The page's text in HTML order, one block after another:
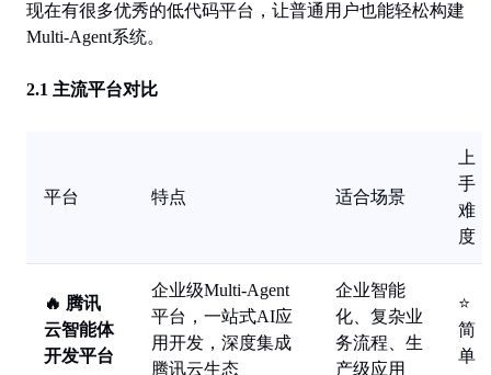
现在有很多优秀的低代码平台，让普通用户也能轻松构建
Multi-Agent系统。
2.1 主流平台对比
平台 特点 适合场景
上
手
难
度
🔥 腾讯
云智能体
开发平台
企业级Multi-Agent
平台，一站式AI应
用开发，深度集成
腾讯云生态
企业智能
化、复杂业
务流程、生
产级应用
⭐
简
单